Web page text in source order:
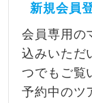
新規会員
会員専用の
込みいただ
つでもご覧
予約中のツ